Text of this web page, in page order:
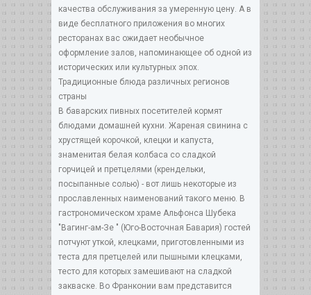
качества обслуживания за умеренную цену. А в
виде бесплатного приложения во многих
ресторанах вас ожидает необычное
оформление залов, напоминающее об одной из
исторических или культурных эпох.
Традиционные блюда различных регионов
страны
В баварских пивных посетителей кормят
блюдами домашней кухни. Жареная свинина с
хрустящей корочкой, клецки и капуста,
знаменитая белая колбаса со сладкой
горчицей и претцелями (крендельки,
посыпанные солью) - вот лишь некоторые из
прославленных наименований такого меню. В
гастрономическом храме Альфонса Шубека
"Вагинг-ам-Зе " (Юго-Восточная Бавария) гостей
потчуют уткой, клецками, приготовленными из
теста для претцелей или пышными клецками,
тесто для которых замешивают на сладкой
закваске. Во Франконии вам представится